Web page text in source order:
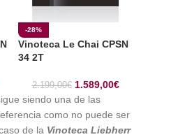
-28%
Vinoteca Le Chai CPSN
34 2T
2.199,00€ 1.589,00€
siendo una de las
como no puede ser
de la Vinoteca Liebherr